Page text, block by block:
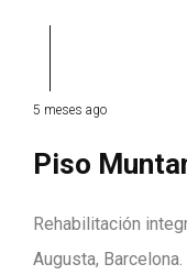
5 meses ago
Piso
Rehabilitación
Augusta, Barcelona.